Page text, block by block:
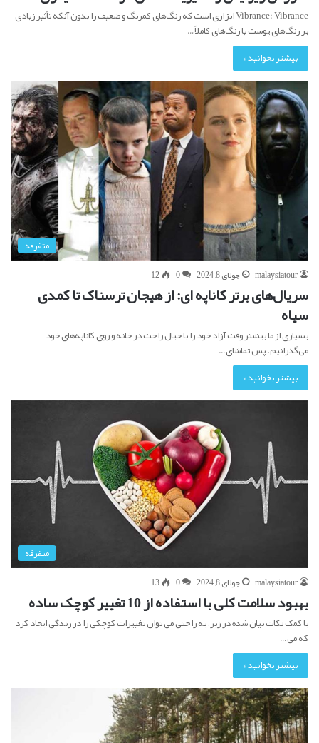
Vibrance: Vibrance ابزاری است که رنگ‌های کمرنگ و ضعیف را بدون آنکه تأثیر زیادی
بر رنگ‌های پوست یا رنگ‌های کاملاً…
بیشتر بخوانید »
متفرقه
malaysiatour
جولای 8, 2024 0
12
سریال‌های برتر کاناپه ای: از هیجان ترسناک تا کمدی
سیاه
بسیاری از ما بیشتر وقت آزاد خود را با خیال راحت در خانه و روی کاناپه‌های خود
می‌گذرانیم. پس تماشای…
بیشتر بخوانید »
متفرقه
malaysiatour
جولای 8, 2024 0
13
بهبود سلامت کلی با استفاده از 10 تغییر کوچک ساده
با کمک نکات بیان شده در زیر، به راحتی می توان تغییرات کوچکی را در زندگی ایجاد کرد
که می…
بیشتر بخوانید »